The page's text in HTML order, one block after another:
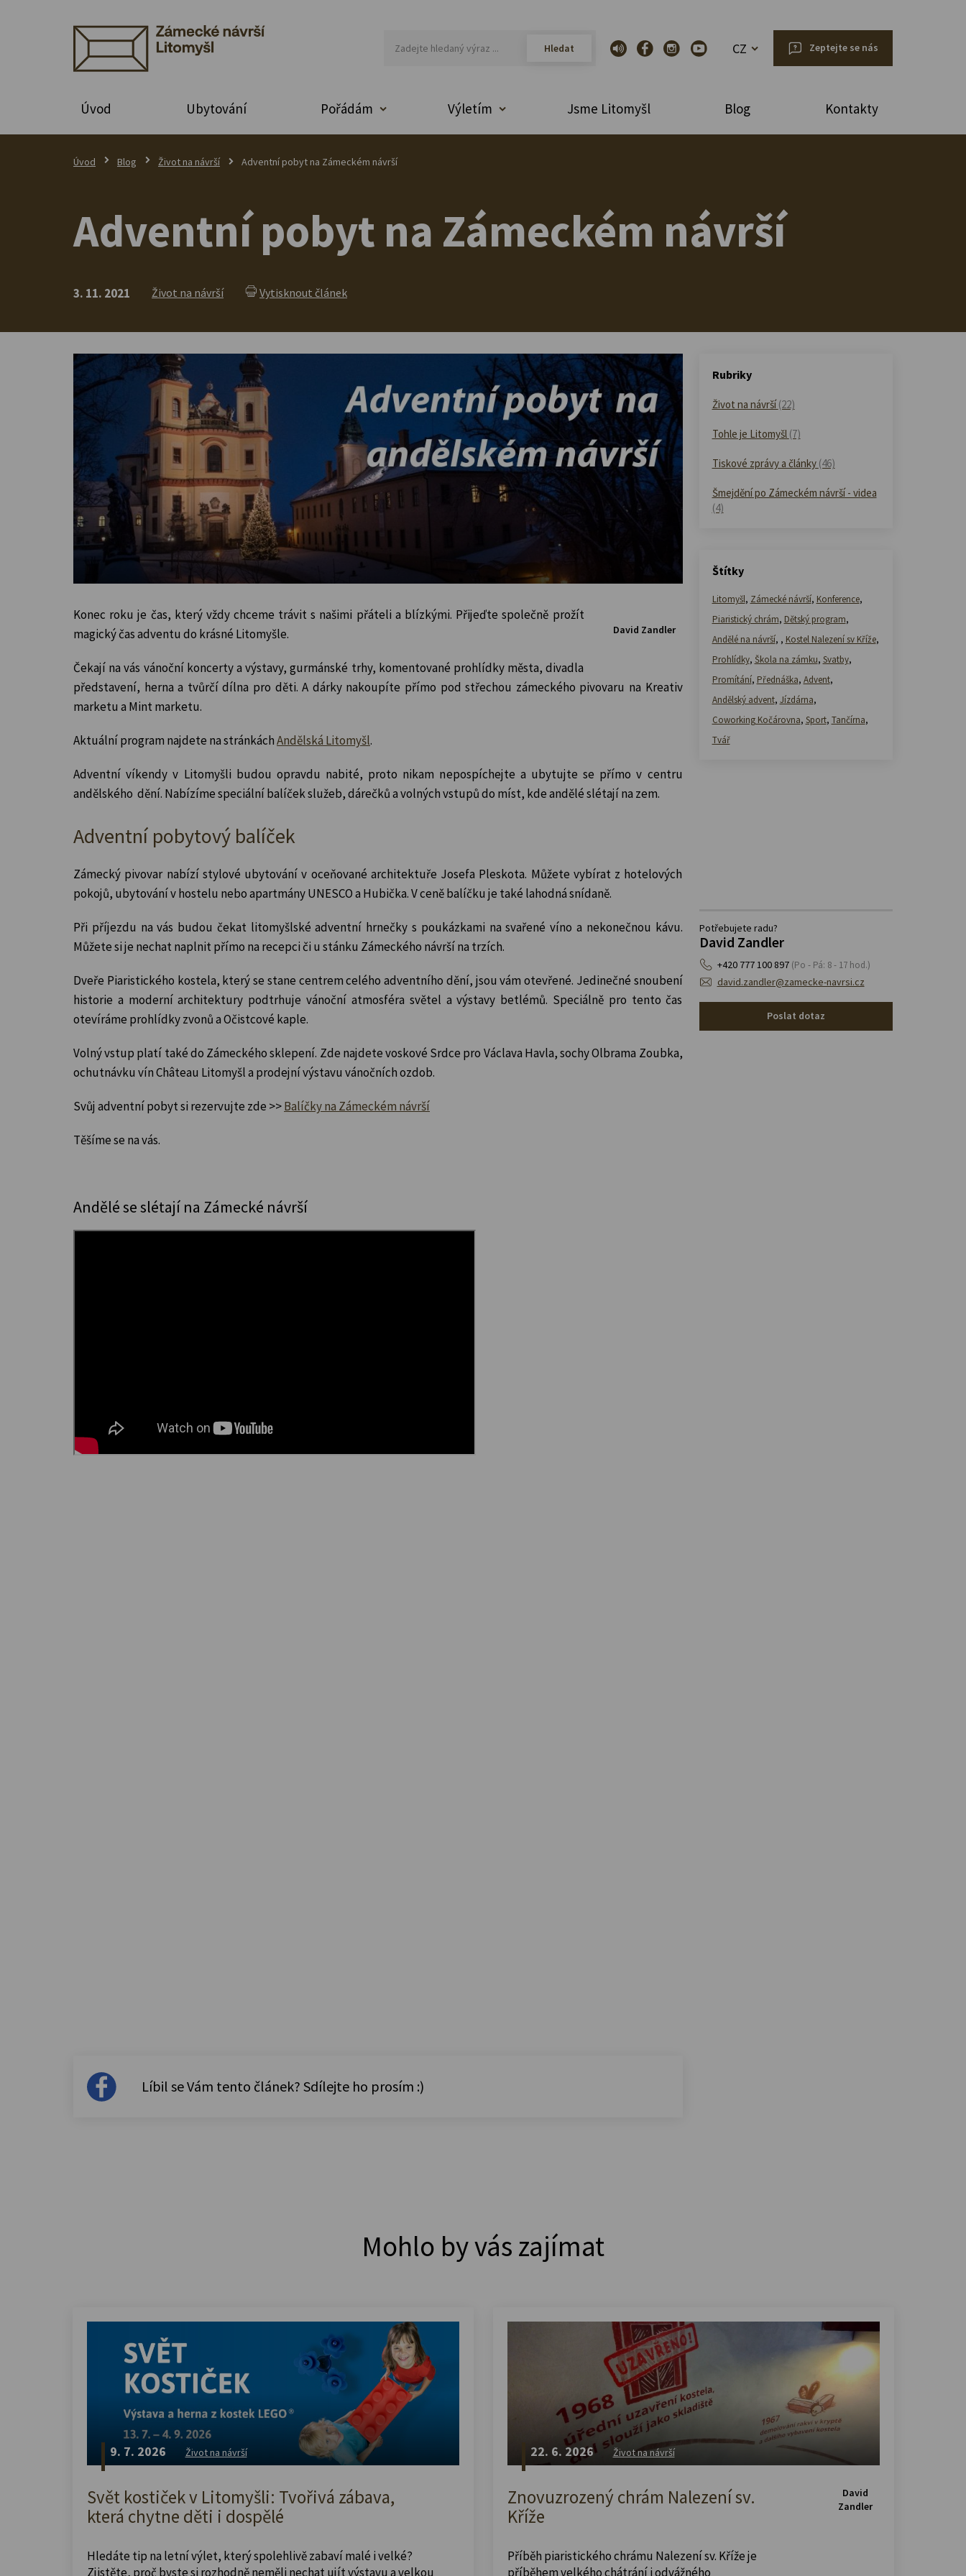
CZ Zeptejte se nás
Úvod Ubytování Pořádám Výletím Jsme Litomyšl Blog Kontakty
Úvod Blog Život na návrší Adventní pobyt na Zámeckém návrší
Adventní pobyt na Zámeckém návrší
3. 11. 2021 Život na návrší Vytisknout článek
David Zandler
Konec roku je čas, který vždy chceme trávit s našimi přáteli a blízkými. Přijeďte společně prožít
magický čas adventu do krásné Litomyšle.
Čekají na vás vánoční koncerty a výstavy, gurmánské trhy, komentované prohlídky města, divadla
představení, herna a tvůrčí dílna pro děti. A dárky nakoupíte přímo pod střechou zámeckého pivovaru na Kreativ
marketu a Mint marketu.
Aktuální program najdete na stránkáchAndělská Litomyšl.
Adventní víkendy v Litomyšli budou opravdu nabité, proto nikam nepospíchejte a ubytujte se přímo v centru
andělského dění. Nabízíme speciální balíček služeb, dárečků a volných vstupů do míst, kde andělé slétají na zem.
Adventní pobytový balíček
Zámecký pivovar nabízí stylové ubytování v oceňované architektuře Josefa Pleskota. Můžete vybírat z hotelových
pokojů, ubytování v hostelu nebo apartmány UNESCO a Hubička. V ceně balíčku je také lahodná snídaně.
Při příjezdu na vás budou čekat litomyšlské adventní hrnečky s poukázkami na svařené víno a nekonečnou kávu.
Můžete si je nechat naplnit přímo na recepci či u stánku Zámeckého návrší na trzích.
Dveře Piaristického kostela, který se stane centrem celého adventního dění, jsou vám otevřené. Jedinečné snoubení
historie a moderní architektury podtrhuje vánoční atmosféra světel a výstavy betlémů. Speciálně pro tento čas
otevíráme prohlídky zvonů a Očistcové kaple.
Volný vstup platí také do Zámeckého sklepení. Zde najdete voskové Srdce pro Václava Havla, sochy Olbrama Zoubka,
ochutnávku vín Château Litomyšl a prodejní výstavu vánočních ozdob.
Svůj adventní pobyt si rezervujte zde >>Balíčky na Zámeckém návrší
Těšíme se na vás.
Andělé se slétají na Zámecké návrší
Líbil se Vám tento článek? Sdílejte ho prosím :)
Rubriky
Život na návrší(22)
Tohle je Litomyšl (7)
Tiskové zprávy a články (46)
Šmejdění po Zámeckém návrší - videa
(4)
Štítky
Litomyšl, Zámecké návrší, Konference,
Piaristický chrám, Dětský program,
Andělé na návrší, , Kostel Nalezení sv Kříže,
Prohlídky, Škola na zámku, Svatby,
Promítání, Přednáška, Advent,
Andělský advent, Jízdárna,
Coworking Kočárovna, Sport, Tančírna,
Tvář
Potřebujete radu?
David Zandler
+420 777 100 897 (Po - Pá: 8 - 17 hod.)
david.zandler@zamecke-navrsi.cz
Poslat dotaz
Mohlo by vás zajímat
9. 7. 2026 Život na návrší
Svět kostiček v Litomyšli: Tvořivá zábava,
která chytne děti i dospělé
Hledáte tip na letní výlet, který spolehlivě zabaví malé i velké?
Zjistěte, proč byste si rozhodně neměli nechat ujít výstavu a velkou
22. 6. 2026 Život na návrší
Znovuzrozený chrám Nalezení sv.
Kříže
Příběh piaristického chrámu Nalezení sv. Kříže je
příběhem velkého chátrání i odvážného
David
Zandler